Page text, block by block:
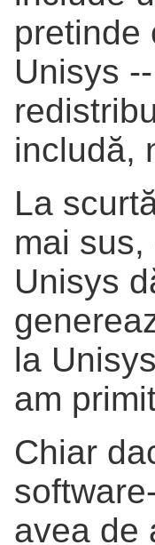
pretinde
Unisys
includă,
La
mai
Unisys
la
am
Chiar
avea de